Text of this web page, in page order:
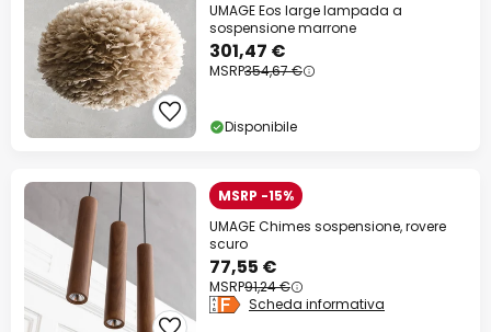
UMAGE Eos large lampada a
sospensione marrone
301,47 €
MSRP354,67 €
Disponibile
MSRP -15%
UMAGE Chimes sospensione, rovere
scuro
77,55 €
MSRP91,24 €
Scheda informativa